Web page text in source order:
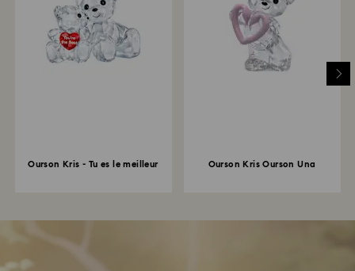
Ourson Kris - Tu es le meilleur Ourson Kris Ourson Una